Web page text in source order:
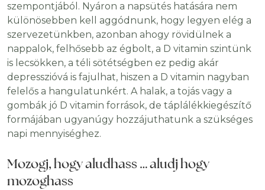
szempontjából. Nyáron a napsütés hatására nem
különösebben kell aggódnunk, hogy legyen elég a
szervezetünkben, azonban ahogy rövidülnek a
nappalok, felhősebb az égbolt, a D vitamin szintünk
is lecsökken, a téli sötétségben ez pedig akár
depresszióvá is fajulhat, hiszen a D vitamin nagyban
felelős a hangulatunkért. A halak, a tojás vagy a
gombák jó D vitamin források, de táplálékkiegészítő
formájában ugyanúgy hozzájuthatunk a szükséges
napi mennyiséghez.
Mozogj, hogy aludhass … aludj hogy
mozoghass